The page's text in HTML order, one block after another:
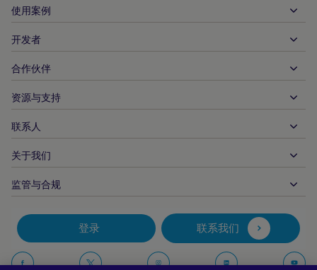
入账
支出
全球收单
实时支付
发布
付款方式
APM
欺诈与风险管理
拒付解决方案
使用案例
接待服务
汽车
企业对企业
金融服务
政府付款
旅行与交通
独立软件供货商
加密货币平台与兑换
市场
开发者
开发者工具
API 参考文件
文件资料中心
合作伙伴
与我们合作
合作伙伴产品和解决方案
技术合作伙伴
合作伙伴 DNA
合作伙伴见解
资源与支持
客户支持
商家资源
行业报告
联系人
商户销售咨询
首席执行官办公室
公司信息
推荐商户计划
关于我们
业务概况
案例研究
博客
监管与合规
无障碍声明
反现代奴隶制报告（英国）
反现代奴隶制报告（加拿大）
登录 联系我们